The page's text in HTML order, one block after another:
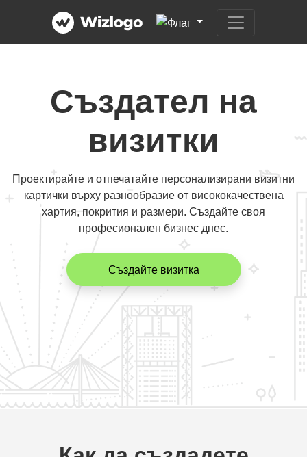
Създател на
визитки
Проектирайте и отпечатайте персонализирани визитни
картички върху разнообразие от висококачествена
хартия, покрития и размери. Създайте своя
професионален бизнес днес.
Създайте визитка